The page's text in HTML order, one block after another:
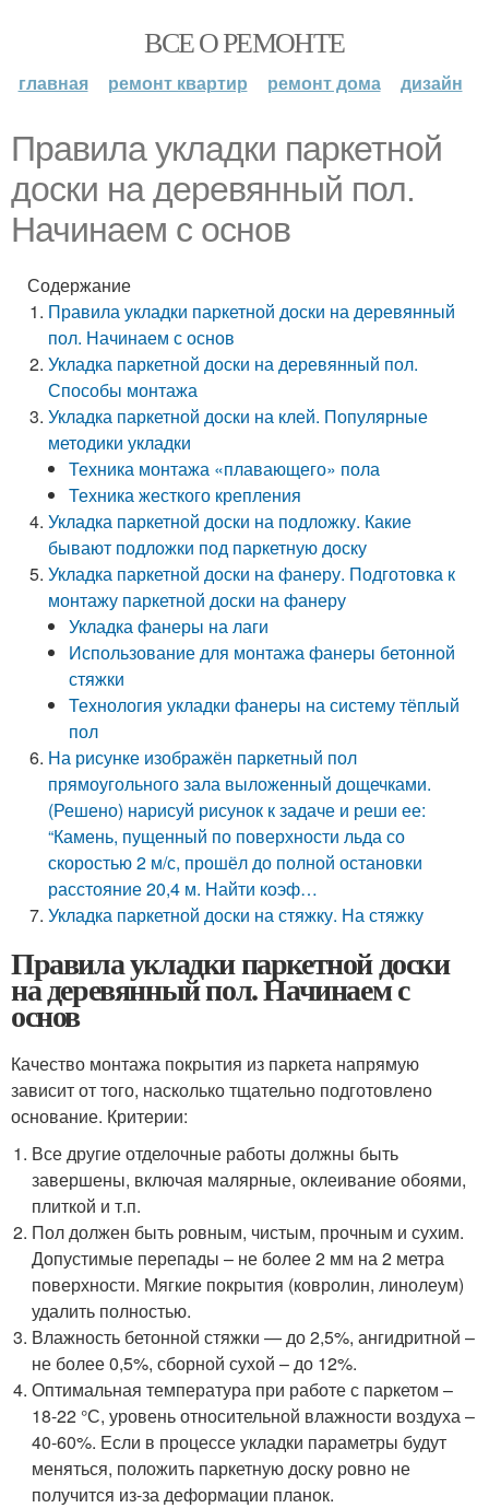
ВСЕ О РЕМОНТЕ
главная ремонт квартир ремонт дома дизайн
Правила укладки паркетной
доски на деревянный пол.
Начинаем с основ
Содержание
Правила укладки паркетной доски на деревянный
пол. Начинаем с основ
Укладка паркетной доски на деревянный пол.
Способы монтажа
Укладка паркетной доски на клей. Популярные
методики укладки
Техника монтажа «плавающего» пола
Техника жесткого крепления
Укладка паркетной доски на подложку. Какие
бывают подложки под паркетную доску
Укладка паркетной доски на фанеру. Подготовка к
монтажу паркетной доски на фанеру
Укладка фанеры на лаги
Использование для монтажа фанеры бетонной
стяжки
Технология укладки фанеры на систему тёплый
пол
На рисунке изображён паркетный пол
прямоугольного зала выложенный дощечками.
(Решено) нарисуй рисунок к задаче и реши ее:
“Камень, пущенный по поверхности льда со
скоростью 2 м/с, прошёл до полной остановки
расстояние 20,4 м. Найти коэф…
Укладка паркетной доски на стяжку. На стяжку
Правила укладки паркетной доски
на деревянный пол. Начинаем с
основ
Качество монтажа покрытия из паркета напрямую
зависит от того, насколько тщательно подготовлено
основание. Критерии:
Все другие отделочные работы должны быть
завершены, включая малярные, оклеивание обоями,
плиткой и т.п.
Пол должен быть ровным, чистым, прочным и сухим.
Допустимые перепады – не более 2 мм на 2 метра
поверхности. Мягкие покрытия (ковролин, линолеум)
удалить полностью.
Влажность бетонной стяжки — до 2,5%, ангидритной –
не более 0,5%, сборной сухой – до 12%.
Оптимальная температура при работе с паркетом –
18-22 °С, уровень относительной влажности воздуха –
40-60%. Если в процессе укладки параметры будут
меняться, положить паркетную доску ровно не
получится из-за деформации планок.